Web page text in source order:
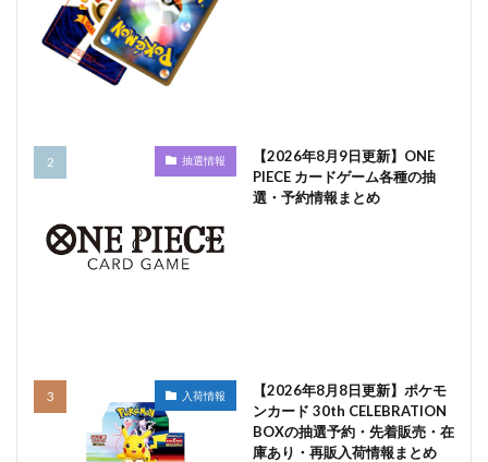
抽選情報
【2026年8月9日更新】ONE
PIECE カードゲーム各種の抽
選・予約情報まとめ
入荷情報
【2026年8月8日更新】ポケモ
ンカード 30th CELEBRATION
BOXの抽選予約・先着販売・在
庫あり・再販入荷情報まとめ